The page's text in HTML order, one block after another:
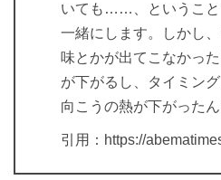
いても……、ということ
一緒にします。しかし
味とかが出てこなかっ
が下がるし、タイミン
向こうの熱が下がったん
引用：https://